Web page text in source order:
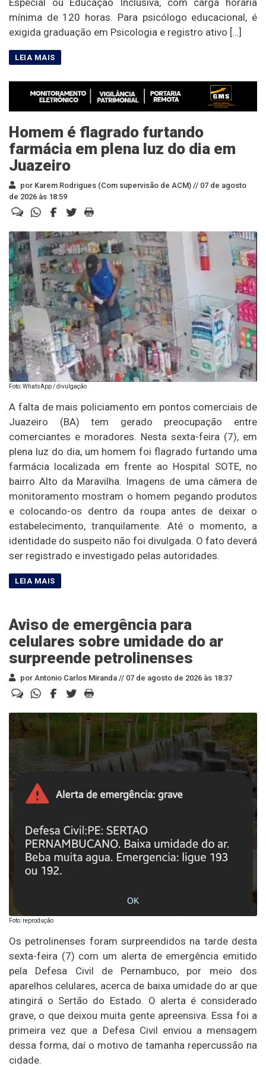
mínima de 120 horas. Para psicólogo educacional, é
exigida graduação em Psicologia e registro ativo […]
Homem é flagrado furtando
farmácia em plena luz do dia em
Juazeiro
por Karem Rodrigues (Com supervisão de ACM) // 07 de agosto
de 2026 às 18:59
Foto: WhatsApp / divulgação
A falta de mais policiamento em pontos comerciais de
Juazeiro (BA) tem gerado preocupação entre
comerciantes e moradores. Nesta sexta-feira (7), em
plena luz do dia, um homem foi flagrado furtando uma
farmácia localizada em frente ao Hospital SOTE, no
bairro Alto da Maravilha. Imagens de uma câmera de
monitoramento mostram o homem pegando produtos
e colocando-os dentro da roupa antes de deixar o
estabelecimento, tranquilamente. Até o momento, a
identidade do suspeito não foi divulgada. O fato deverá
ser registrado e investigado pelas autoridades.
Aviso de emergência para
celulares sobre umidade do ar
surpreende petrolinenses
por Antonio Carlos Miranda // 07 de agosto de 2026 às 18:37
Foto: reprodução
Os petrolinenses foram surpreendidos na tarde desta
sexta-feira (7) com um alerta de emergência emitido
pela Defesa Civil de Pernambuco, por meio dos
aparelhos celulares, acerca de baixa umidade do ar que
atingirá o Sertão do Estado. O alerta é considerado
grave, o que deixou muita gente apreensiva. Essa foi a
primeira vez que a Defesa Civil enviou a mensagem
dessa forma, daí o motivo de tamanha repercussão na
cidade.